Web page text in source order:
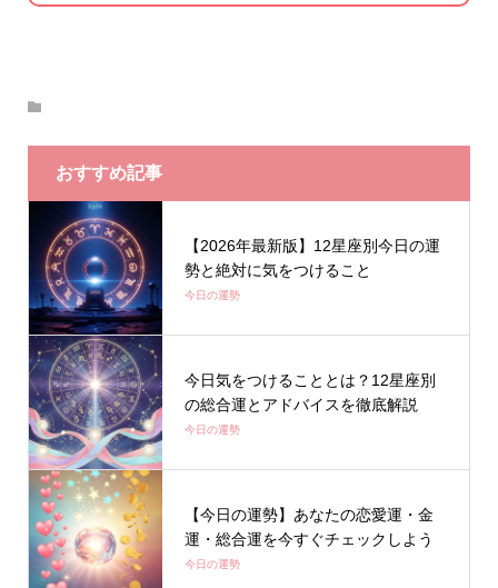
おすすめ記事
【2026年最新版】12星座別今日の運
勢と絶対に気をつけること
今日の運勢
今日気をつけることとは？12星座別
の総合運とアドバイスを徹底解説
今日の運勢
【今日の運勢】あなたの恋愛運・金
運・総合運を今すぐチェックしよう
今日の運勢